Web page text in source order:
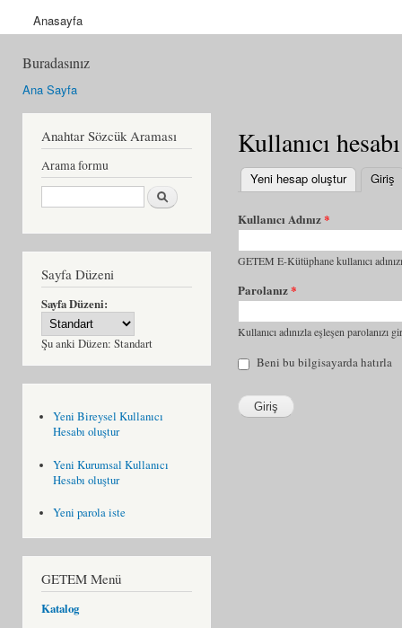
Anasayfa
Buradasınız
Ana Sayfa
Anahtar Sözcük Araması
Arama formu
Ara
Sayfa Düzeni
Sayfa Düzeni:
Şu anki Düzen: Standart
Yeni Bireysel Kullanıcı
Hesabı oluştur
Yeni Kurumsal Kullanıcı
Hesabı oluştur
Yeni parola iste
GETEM Menü
Katalog
Kullanıcı hesabı
Yeni hesap oluştur Giriş
Kullanıcı Adınız*
GETEM E-Kütüphane kullanıcı
Parolanız*
Kullanıcı adınızla eşleşen parolanızı
Beni bu bilgisayarda hatırla